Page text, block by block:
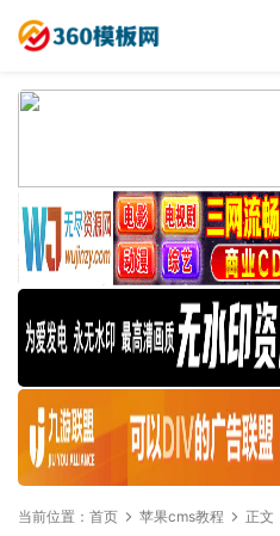
当前位置： 首页 苹果cms教程 正文